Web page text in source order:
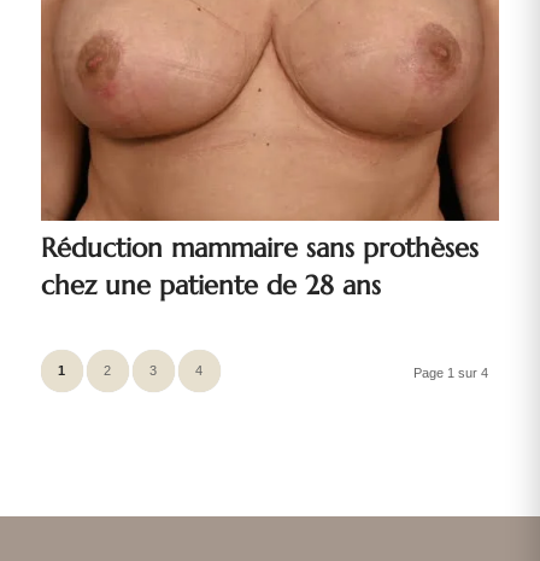
Réduction mammaire sans prothèses
chez une patiente de 28 ans
Page 1 sur 4
1 2 3 4